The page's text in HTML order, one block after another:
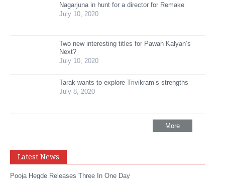
Nagarjuna in hunt for a director for Remake
July 10, 2020
Two new interesting titles for Pawan Kalyan’s
Next?
July 10, 2020
Tarak wants to explore Trivikram’s strengths
July 8, 2020
More
Latest News
Pooja Hegde Releases Three In One Day